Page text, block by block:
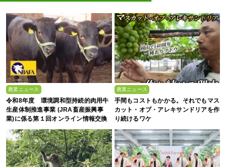
農業ニュース
令和8年度 環境調和型持続的肉用牛
生産体制推進事業 (JRA畜産振興事
業)に係る第１回オンライン情報交換
会
農業ニュース
手間もコストもかかる。それでもマス
カット・オブ・アレキサンドリアを作
り続けるワケ